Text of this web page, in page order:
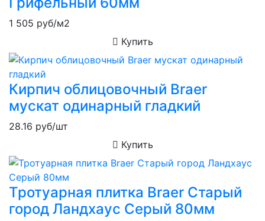
1 505 руб/м2
Купить
Кирпич облицовочный Braer
мускат одинарный гладкий
28.16 руб/шт
Купить
Тротуарная плитка Braer Старый
город Ландхаус Серый 80мм